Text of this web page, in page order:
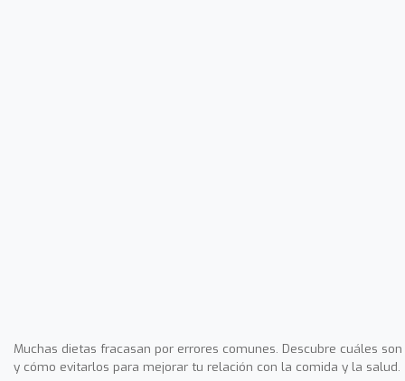
Muchas dietas fracasan por errores comunes. Descubre cuáles son
y cómo evitarlos para mejorar tu relación con la comida y la salud.